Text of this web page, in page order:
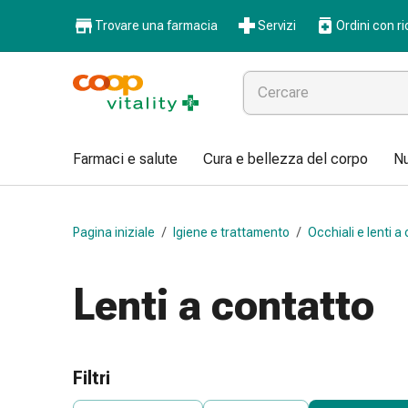
Farmaci
Influenza
Pastiglie
Farmaci
l'influenza
e
Mal
di
Trovare una farmacia Servizi Ordini con
Farmaci e salute Cura e bellezza del corpo
Pagina iniziale / Igiene e trattamento / Occhiali e lenti a
Lenti a contatto
Filtri